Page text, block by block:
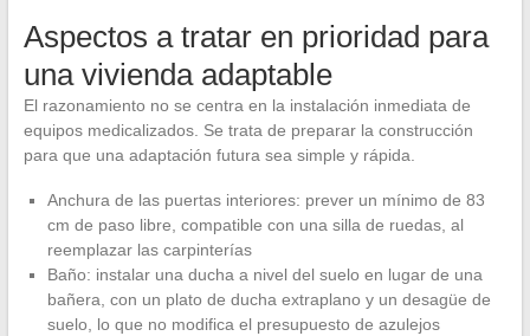
Aspectos a tratar en prioridad para
una vivienda adaptable
El razonamiento no se centra en la instalación inmediata de
equipos medicalizados. Se trata de preparar la construcción
para que una adaptación futura sea simple y rápida.
Anchura de las puertas interiores: prever un mínimo de 83
cm de paso libre, compatible con una silla de ruedas, al
reemplazar las carpinterías
Baño: instalar una ducha a nivel del suelo en lugar de una
bañera, con un plato de ducha extraplano y un desagüe de
suelo, lo que no modifica el presupuesto de azulejos